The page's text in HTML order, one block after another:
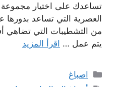
تساعدك على اختيار
العصرية التي تساعد
من التشطيبات التي تضاهي
يتم عمل … اقرأ المزيد
التصنيفات
اصباغ